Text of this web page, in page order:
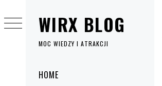
WIRX BLOG
MOC WIEDZY I ATRAKCJI
Menu
główne
HOME
do
treści